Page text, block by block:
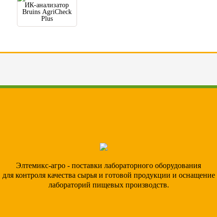
ИК-анализатор
Bruins AgriCheck
Plus
Элтемикс-агро - поставки лабораторного оборудования
для контроля качества сырья и готовой продукции и оснащение
лабораторий пищевых производств.